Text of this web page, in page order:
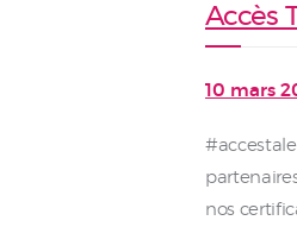
Accès
10 mars
nos